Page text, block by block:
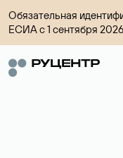
Обязательная
ЕСИА с 1 сентября 2026